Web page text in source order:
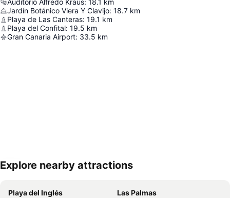
Auditorio Alfredo Kraus: 18.1 km
Jardín Botánico Viera Y Clavijo: 18.7 km
Playa de Las Canteras: 19.1 km
Playa del Confital: 19.5 km
Gran Canaria Airport: 33.5 km
Explore nearby attractions
Playa del Inglés
Las Palmas